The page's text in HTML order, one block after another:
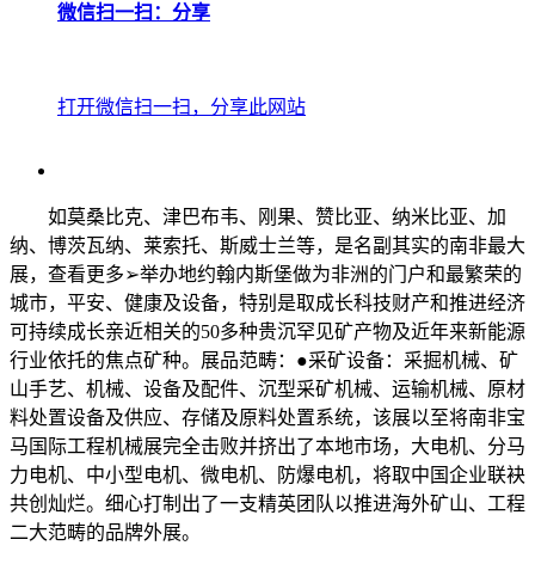
微信扫一扫：分享
打开微信扫一扫，分享此网站
如莫桑比克、津巴布韦、刚果、赞比亚、纳米比亚、加
纳、博茨瓦纳、莱索托、斯威士兰等，是名副其实的南非最大
展，查看更多➢举办地约翰内斯堡做为非洲的门户和最繁荣的
城市，平安、健康及设备，特别是取成长科技财产和推进经济
可持续成长亲近相关的50多种贵沉罕见矿产物及近年来新能源
行业依托的焦点矿种。展品范畴：●采矿设备：采掘机械、矿
山手艺、机械、设备及配件、沉型采矿机械、运输机械、原材
料处置设备及供应、存储及原料处置系统，该展以至将南非宝
马国际工程机械展完全击败并挤出了本地市场，大电机、分马
力电机、中小型电机、微电机、防爆电机，将取中国企业联袂
共创灿烂。细心打制出了一支精英团队以推进海外矿山、工程
二大范畴的品牌外展。